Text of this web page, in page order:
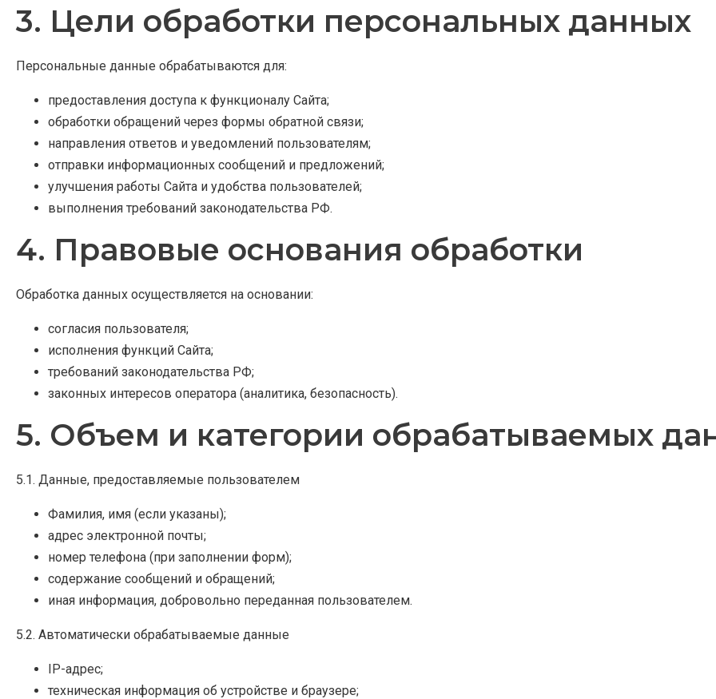
3. Цели обработки персональных данных
Персональные данные обрабатываются для:
предоставления доступа к функционалу Сайта;
обработки обращений через формы обратной связи;
направления ответов и уведомлений пользователям;
отправки информационных сообщений и предложений;
улучшения работы Сайта и удобства пользователей;
выполнения требований законодательства РФ.
4. Правовые основания обработки
Обработка данных осуществляется на основании:
согласия пользователя;
исполнения функций Сайта;
требований законодательства РФ;
законных интересов оператора (аналитика, безопасность).
5. Объем и категории обрабатываемых
5.1. Данные, предоставляемые пользователем
Фамилия, имя (если указаны);
адрес электронной почты;
номер телефона (при заполнении форм);
содержание сообщений и обращений;
иная информация, добровольно переданная пользователем.
5.2. Автоматически обрабатываемые данные
IP-адрес;
техническая информация об устройстве и браузере;